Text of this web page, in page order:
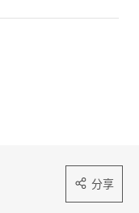
分享